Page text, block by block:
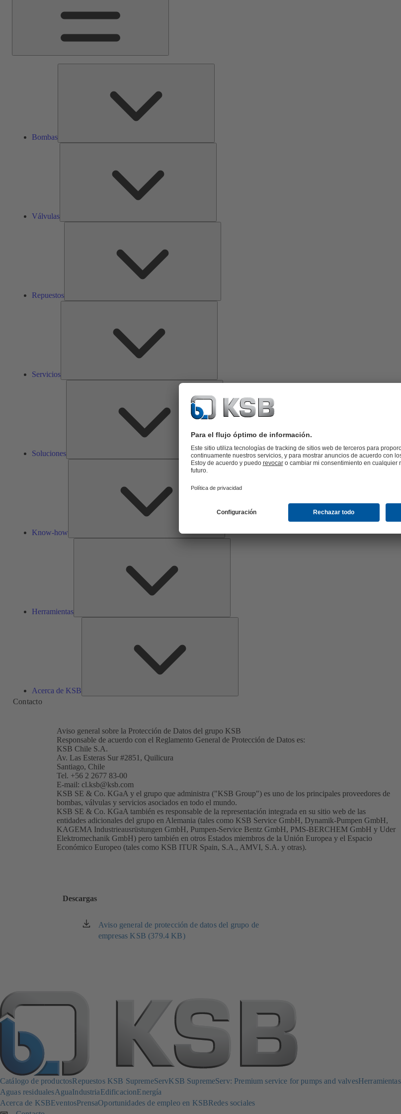
Bombas
Válvulas
Repuestos
Servicios
Soluciones
Soluciones
Know-how
Know-
Herramientas
Acerca de KSB
Contacto
Aviso general sobre la Protección de Datos del grupo KSB
Responsable de acuerdo con el Reglamento General de Protección de Datos es:
KSB Chile S.A.
Av. Las Esteras Sur #2851, Quilicura
Santiago, Chile
Tel. +56 2 2677 83-00
E-mail: cl.ksb@ksb.com
KSB SE & Co. KGaA y el grupo que administra ("KSB Group") es uno de los principales proveedores de
bombas, válvulas y servicios asociados en todo el mundo.
KSB SE & Co. KGaA también es responsable de la representación integrada en su sitio web de las
entidades adicionales del grupo en Alemania (tales como KSB Service GmbH, Dynamik-Pumpen GmbH,
KAGEMA Industrieausrüstungen GmbH, Pumpen-Service Bentz GmbH, PMS-BERCHEM GmbH y Uder
Elektromechanik GmbH) pero también en otros Estados miembros de la Unión Europea y el Espacio
Económico Europeo (tales como KSB ITUR Spain, S.A., AMVI, S.A. y otras).
Descargas
Aviso general de protección de datos del grupo de
empresas KSB (379.4 KB)
(se
abre
Catálogo de productosRepuestos KSB SupremeServKSB SupremeServ: Premium service for pumps and valvesHerramientas
Aguas residualesAguaIndustriaEdificacionEnergía
Acerca de KSBEventosPrensaOportunidades de empleo en KSBRedes sociales